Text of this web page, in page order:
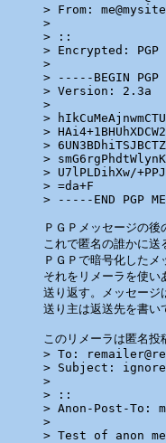
> From:
>
> ::
> Encrypted: PGP
>
> -----BEGIN PGP
> Version: 2.3a
>
>
>
>
>
> U7lPLDihXw/
> =da+F
> -----END PGP
ＰＧＰメッセージの後
これで匿名の誰かに送
ＰＧＰで暗号化したメ
それをリメーラを使い
送り返す。メッセージ
送り主は返送先を書い
このリメーラは匿名投
> To:
> Subject: ignore
>
> ::
> Anon-Post-To:
>
> Test of anon